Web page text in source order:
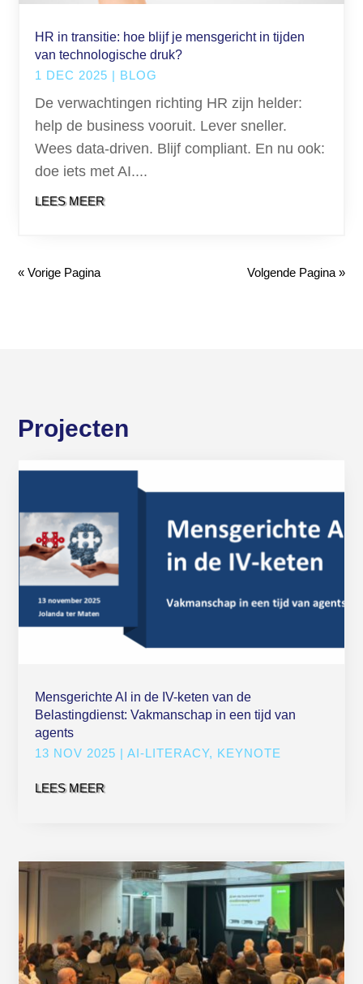
HR in transitie: hoe blijf je mensgericht in tijden
van technologische druk?
1 DEC 2025 | BLOG
De verwachtingen richting HR zijn helder:
help de business vooruit. Lever sneller.
Wees data-driven. Blijf compliant. En nu ook:
doe iets met AI....
LEES MEER
« Vorige Pagina Volgende Pagina »
Projecten
Mensgerichte AI in de IV-keten van de
Belastingdienst: Vakmanschap in een tijd van
agents
13 NOV 2025 |AI-LITERACY, KEYNOTE
LEES MEER